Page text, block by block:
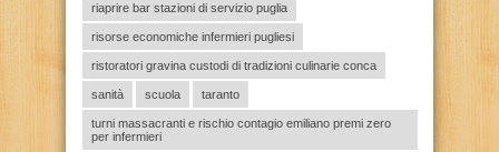
riaprire bar stazioni di servizio puglia
risorse economiche infermieri pugliesi
ristoratori gravina custodi di tradizioni culinarie conca
sanità scuola taranto
turni massacranti e rischio contagio emiliano premi zero
per infermieri